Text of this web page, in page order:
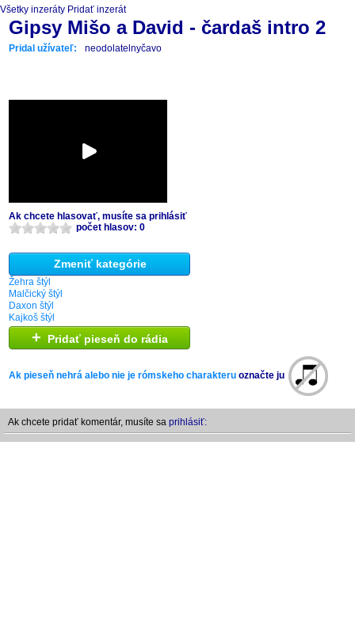
Všetky inzeráty Pridať inzerát
Gipsy Mišo a David - čardaš intro 2
Pridal užívateľ: neodolatelnyčavo
Ak chcete hlasovať, musíte sa prihlásiť
počet hlasov: 0
Zmeniť kategórie
Žehra štýl
Malčický štýl
Daxon štýl
Kajkoš štýl
+ Pridať pieseň do rádia
Ak pieseň nehrá alebo nie je rómskeho charakteru označte ju
Ak chcete pridať komentár, musíte sa prihlásiť: